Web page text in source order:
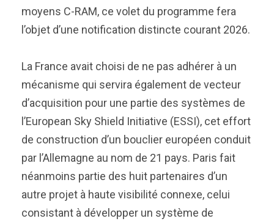
moyens C-RAM, ce volet du programme fera
l’objet d’une notification distincte courant 2026.
La France avait choisi de ne pas adhérer à un
mécanisme qui servira également de vecteur
d’acquisition pour une partie des systèmes de
l’European Sky Shield Initiative (ESSI), cet effort
de construction d’un bouclier européen conduit
par l’Allemagne au nom de 21 pays. Paris fait
néanmoins partie des huit partenaires d’un
autre projet à haute visibilité connexe, celui
consistant à développer un système de